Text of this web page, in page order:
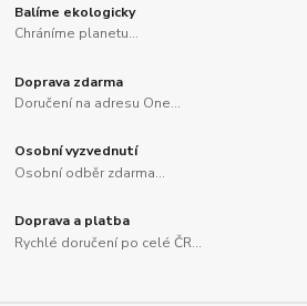
Balíme ekologicky
Chráníme planetu...
Doprava zdarma
Doručení na adresu One...
Osobní vyzvednutí
Osobní odběr zdarma...
Doprava a platba
Rychlé doručení po celé ČR...